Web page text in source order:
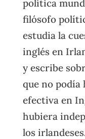
política
filósofo
estudia la
inglés en
y escribe
que no podía
efectiva en
hubiera
los